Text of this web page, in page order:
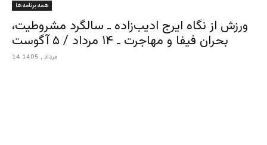
همه برنامه ها
ورزش از نگاه ایرج ادیب‌زاده ـ سالگرد مشروطیت،
بحران فیفا و مهاجرت ـ ۱۴ مرداد / ۵ آگوست
14 مرداد , 1405